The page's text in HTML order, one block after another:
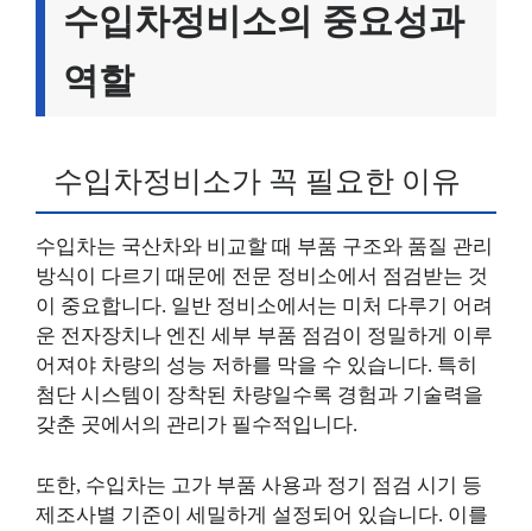
수입차정비소의 중요성과
역할
수입차정비소가 꼭 필요한 이유
수입차는 국산차와 비교할 때 부품 구조와 품질 관리
방식이 다르기 때문에 전문 정비소에서 점검받는 것
이 중요합니다. 일반 정비소에서는 미처 다루기 어려
운 전자장치나 엔진 세부 부품 점검이 정밀하게 이루
어져야 차량의 성능 저하를 막을 수 있습니다. 특히
첨단 시스템이 장착된 차량일수록 경험과 기술력을
갖춘 곳에서의 관리가 필수적입니다.
또한, 수입차는 고가 부품 사용과 정기 점검 시기 등
제조사별 기준이 세밀하게 설정되어 있습니다. 이를